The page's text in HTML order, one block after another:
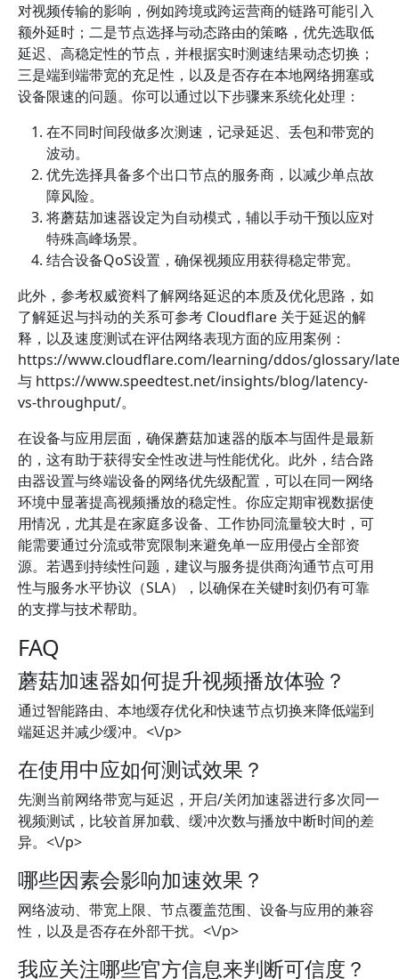
对视频传输的影响，例如跨境或跨运营商的链路可能引入
额外延时；二是节点选择与动态路由的策略，优先选取低
延迟、高稳定性的节点，并根据实时测速结果动态切换；
三是端到端带宽的充足性，以及是否存在本地网络拥塞或
设备限速的问题。你可以通过以下步骤来系统化处理：
在不同时间段做多次测速，记录延迟、丢包和带宽的
波动。
优先选择具备多个出口节点的服务商，以减少单点故
障风险。
将蘑菇加速器设定为自动模式，辅以手动干预以应对
特殊高峰场景。
结合设备QoS设置，确保视频应用获得稳定带宽。
此外，参考权威资料了解网络延迟的本质及优化思路，如
了解延迟与抖动的关系可参考 Cloudflare 关于延迟的解
释，以及速度测试在评估网络表现方面的应用案例：
https://www.cloudflare.com/learning/ddos/glossary/
与 https://www.speedtest.net/insights/blog/latency-
vs-throughput/。
在设备与应用层面，确保蘑菇加速器的版本与固件是最新
的，这有助于获得安全性改进与性能优化。此外，结合路
由器设置与终端设备的网络优先级配置，可以在同一网络
环境中显著提高视频播放的稳定性。你应定期审视数据使
用情况，尤其是在家庭多设备、工作协同流量较大时，可
能需要通过分流或带宽限制来避免单一应用侵占全部资
源。若遇到持续性问题，建议与服务提供商沟通节点可用
性与服务水平协议（SLA），以确保在关键时刻仍有可靠
的支撑与技术帮助。
FAQ
蘑菇加速器如何提升视频播放体验？
通过智能路由、本地缓存优化和快速节点切换来降低端到
端延迟并减少缓冲。<\/p>
在使用中应如何测试效果？
先测当前网络带宽与延迟，开启/关闭加速器进行多次同一
视频测试，比较首屏加载、缓冲次数与播放中断时间的差
异。<\/p>
哪些因素会影响加速效果？
网络波动、带宽上限、节点覆盖范围、设备与应用的兼容
性，以及是否存在外部干扰。<\/p>
我应关注哪些官方信息来判断可信度？